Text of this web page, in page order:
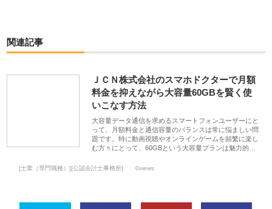
関連記事
ＪＣＮ株式会社のスマホドクターで月額
料金を抑えながら大容量60GBを賢く使
いこなす方法
大容量データ通信を求めるスマートフォンユーザーにと
って、月額料金と通信容量のバランスは常に悩ましい問
題です。特に動画視聴やオンラインゲームを頻繁に楽し
む方々にとって、60GBという大容量プランは魅力的…
[士業（専門職種）][公認会計士事務所] 0views